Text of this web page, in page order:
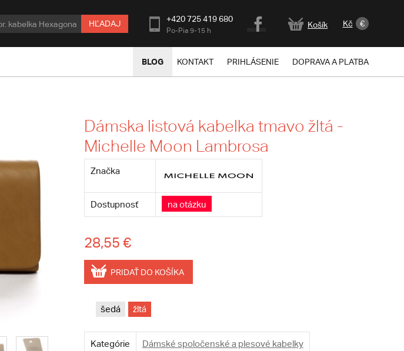
HĽADAJ +420 725 419 680
Po-Pia 9-15 h
Košík Kč €
BLOG KONTAKT PRIHLÁSENIE DOPRAVA A PLATBA
Dámska listová kabelka tmavo žltá -
Michelle Moon Lambrosa
Značka
Dostupnosť na otázku
28,55 €
PRIDAŤ DO KOŠÍKA
šedá žltá
Kategórie Dámské spoločenské a plesové kabelky